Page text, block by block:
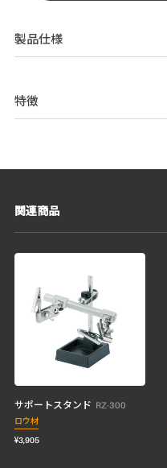
製品仕様
特徴
関連商品
サポートスタンド RZ-300
ロウ材
¥3,905